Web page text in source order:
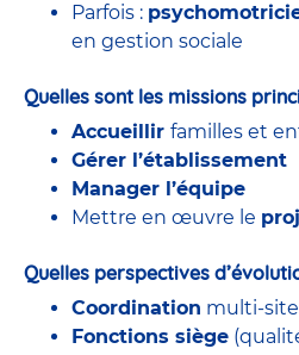
Parfois :
en gestion sociale
Quelles sont les missions
Accueillir familles et
Gérer l’établissement
Manager l’équipe
Mettre en œuvre le
Quelles perspectives
Coordination multi-
Fonctions siège